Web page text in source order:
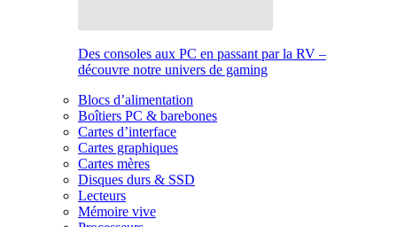
Des consoles aux PC en passant par la RV –
découvre notre univers de gaming
Blocs d’alimentation
Boîtiers PC & barebones
Cartes d’interface
Cartes graphiques
Cartes mères
Disques durs & SSD
Lecteurs
Mémoire vive